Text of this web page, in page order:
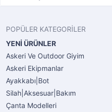
POPÜLER KATEGORİLER
YENİ ÜRÜNLER
Askeri Ve Outdoor Giyim
Askeri Ekipmanlar
Ayakkabı|Bot
Silah|Aksesuar|Bakım
Çanta Modelleri